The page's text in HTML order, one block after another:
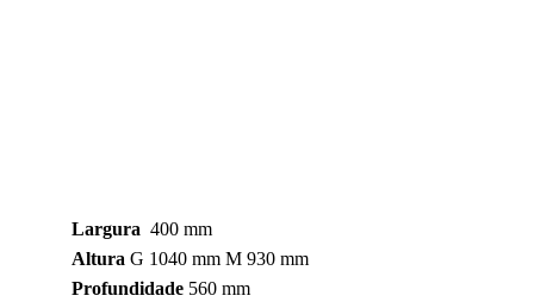
Largura
  400 mm
Altura G 1040 mm M 930 mm
Profundidade 560 mm